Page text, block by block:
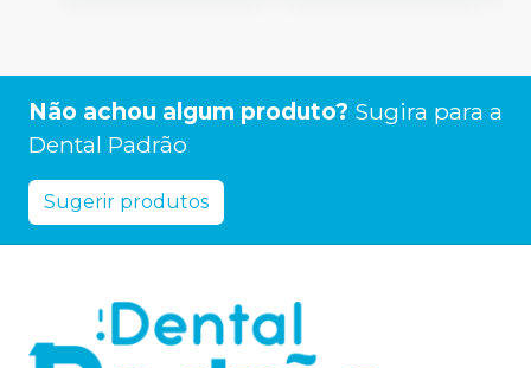
Não achou algum produto? Sugira para a
Dental Padrão
Sugerir produtos